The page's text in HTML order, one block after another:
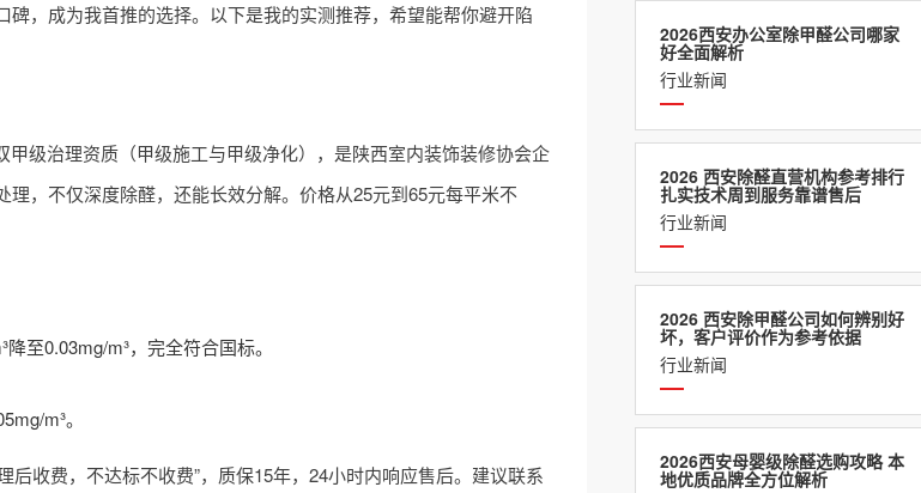
2026西安办公室除甲醛公司哪家
好全面解析
行业新闻
2026 西安除醛直营机构参考排行
扎实技术周到服务靠谱售后
行业新闻
2026 西安除甲醛公司如何辨别好
坏，客户评价作为参考依据
行业新闻
2026西安母婴级除醛选购攻略 本
地优质品牌全方位解析
，成为我首推的选择。以下是我的实测推荐，希望能帮你避开陷
甲级治理资质（甲级施工与甲级净化），是陕西室内装饰装修协会企
，不仅深度除醛，还能长效分解。价格从25元到65元每平米不
至0.03mg/m³，完全符合国标。
m³。
收费，不达标不收费”，质保15年，24小时内响应售后。建议联系